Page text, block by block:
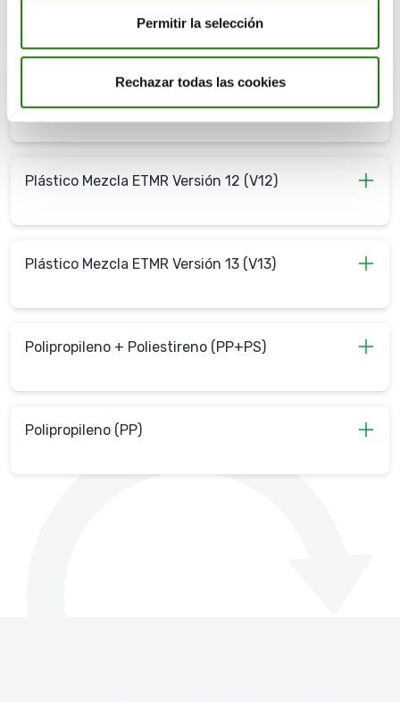
Permitir la selección
Rechazar todas las cookies
Plástico Mezcla ETMR Versión 12 (V12)
Plástico Mezcla ETMR Versión 13 (V13)
Polipropileno + Poliestireno (PP+PS)
Polipropileno (PP)